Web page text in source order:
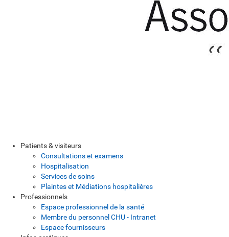
Patients & visiteurs
Consultations et examens
Hospitalisation
Services de soins
Plaintes et Médiations hospitalières
Professionnels
Espace professionnel de la santé
Membre du personnel CHU - Intranet
Espace fournisseurs